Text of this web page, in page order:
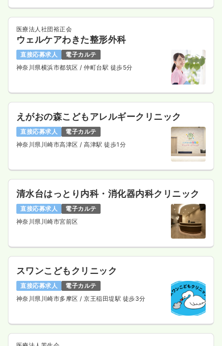
給与 お問い合わせください
時間 18:00～8:00（休憩120分）
4週8休以上
気になる 詳細を見る
日勤のみ（パート） 一時募集休止
給与 時給1,800円〜
時間
8:30～17:30
時給1,800円以上可
詳細を見る
夜勤のみ（パート） 一時募集休止
給与 2.6
気になる 詳細を見る
外来正看護師 クリニック
一時募集休止
給与 28.0万円〜/月 賞与48.0万円
医療法人社団裕正会
ウェルケアわきた整形外科
直接応募求人
電子カルテ
神奈川県横浜市都筑区/ 仲町台駅 徒歩5分
えがおの森こどもアレルギークリニック
直接応募求人
電子カルテ
神奈川県川崎市高津区/ 高津駅 徒歩1分
清水台はっとり内科・消化器内科クリニック
直接応募求人
電子カルテ
神奈川県川崎市宮前区
スワンこどもクリニック
直接応募求人
電子カルテ
神奈川県川崎市多摩区/ 京王稲田堤駅 徒歩3分